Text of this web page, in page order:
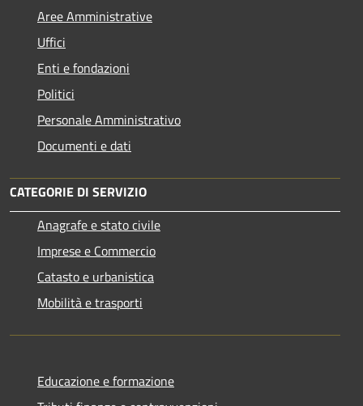
Aree Amministrative
Uffici
Enti e fondazioni
Politici
Personale Amministrativo
Documenti e dati
CATEGORIE DI SERVIZIO
Anagrafe e stato civile
Imprese e Commercio
Catasto e urbanistica
Mobilità e trasporti
Educazione e formazione